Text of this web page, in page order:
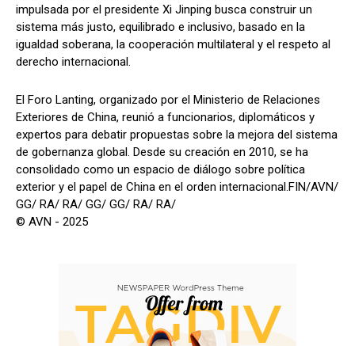
impulsada por el presidente Xi Jinping busca construir un
sistema más justo, equilibrado e inclusivo, basado en la
igualdad soberana, la cooperación multilateral y el respeto al
derecho internacional.
El Foro Lanting, organizado por el Ministerio de Relaciones
Exteriores de China, reunió a funcionarios, diplomáticos y
expertos para debatir propuestas sobre la mejora del sistema
de gobernanza global. Desde su creación en 2010, se ha
consolidado como un espacio de diálogo sobre política
exterior y el papel de China en el orden internacional.FIN/AVN/
GG/ RA/ RA/ GG/ GG/ RA/ RA/
© AVN - 2025